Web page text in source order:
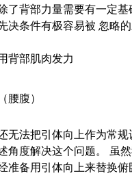
了背部力量需要有一定
决条件有极容易被 忽略的
背部肌肉发力
腰腹）
无法把引体向上作为常
角度解决这个问题。 虽
准备用引体向上来替换